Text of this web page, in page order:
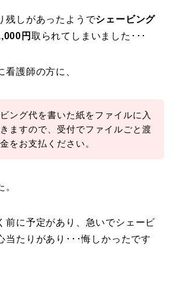
残しがあったようでシェービング
円 取られてしまいました･･･
看護師の方に、
ング代を書いた紙をファイルに入
ますので、受付でファイルごと渡
をお支払ください。
前に予定があり、急いでシェービ
当たりがあり･･･悔しかったです